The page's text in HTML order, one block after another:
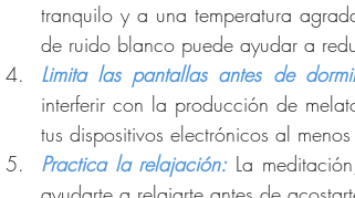
tranquilo y a una temperatura
de ruido blanco puede ayudar a
Limita las pantallas antes de
interferir con la producción de
tus dispositivos electrónicos al
Practica la relajación: La